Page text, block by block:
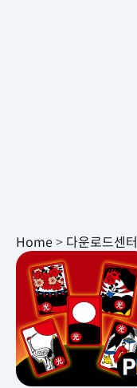
Home> 다운로드센터